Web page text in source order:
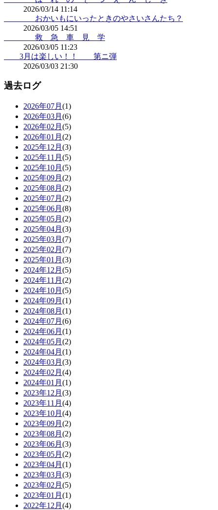
2026/03/14 11:14
おかいもにいったときのやさいさんたち？
2026/03/05 14:51
救 急 車 見 学
2026/03/05 11:23
3月は楽しい！！ 第ニ弾
2026/03/03 21:30
過去ログ
2026年07月 (1)
2026年03月 (6)
2026年02月 (5)
2026年01月 (2)
2025年12月 (3)
2025年11月 (5)
2025年10月 (5)
2025年09月 (2)
2025年08月 (2)
2025年07月 (2)
2025年06月 (8)
2025年05月 (2)
2025年04月 (3)
2025年03月 (7)
2025年02月 (7)
2025年01月 (3)
2024年12月 (5)
2024年11月 (2)
2024年10月 (5)
2024年09月 (1)
2024年08月 (1)
2024年07月 (6)
2024年06月 (1)
2024年05月 (2)
2024年04月 (1)
2024年03月 (3)
2024年02月 (4)
2024年01月 (1)
2023年12月 (3)
2023年11月 (4)
2023年10月 (4)
2023年09月 (2)
2023年08月 (2)
2023年06月 (3)
2023年05月 (2)
2023年04月 (1)
2023年03月 (3)
2023年02月 (5)
2023年01月 (1)
2022年12月 (4)